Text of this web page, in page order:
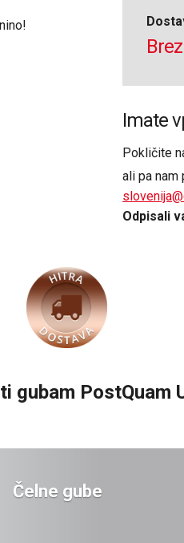
Imate
Pokličite
ali pa nam
Odpisali
gubam PostQuam
Čelne gube